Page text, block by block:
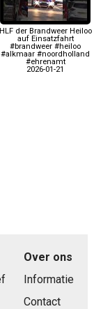
HLF der Brandweer Heiloo
auf Einsatzfahrt
#brandweer #heiloo
#alkmaar #noordholland
#ehrenamt
2026-01-21
Over ons
Informatie
Contact